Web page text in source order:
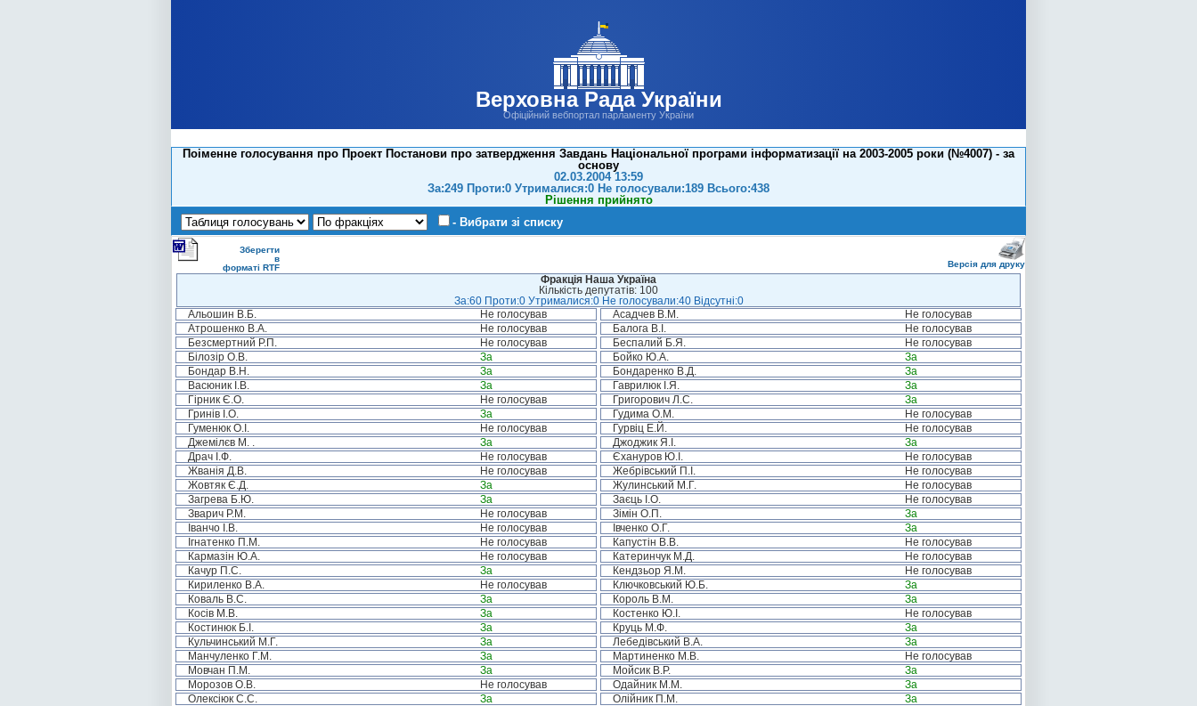
Верховна Рада України
Офіційний вебпортал парламенту України
Поіменне голосування про Проект Постанови про затвердження Завдань Національної програми інформатизації на 2003-2005 роки (№4007) - за
основу
02.03.2004 13:59
За:249 Проти:0 Утрималися:0 Не голосували:189 Всього:438
Рішення прийнято
- Вибрати зі списку
Зберегти
в
форматі RTF
Версія для друку
Фракція Наша Україна
Кількість депутатів: 100
За:60 Проти:0 Утрималися:0 Не голосували:40 Відсутні:0
Альошин В.Б.
Не голосував Асадчев В.М.
Не голосував
Атрошенко В.А.
Не голосував Балога В.І.
Не голосував
Безсмертний Р.П.
Не голосував Беспалий Б.Я.
Не голосував
Білозір О.В.
За Бойко Ю.А.
За
Бондар В.Н.
За Бондаренко В.Д.
За
Васюник І.В.
За Гаврилюк І.Я.
За
Гірник Є.О.
Не голосував Григорович Л.С.
За
Гринів І.О.
За Гудима О.М.
Не голосував
Гуменюк О.І.
Не голосував Гурвіц Е.Й.
Не голосував
Джемілєв М. .
За Джоджик Я.І.
За
Драч І.Ф.
Не голосував Єхануров Ю.І.
Не голосував
Жванія Д.В.
Не голосував Жебрівський П.І.
Не голосував
Жовтяк Є.Д.
За Жулинський М.Г.
Не голосував
Загрева Б.Ю.
За Заєць І.О.
Не голосував
Зварич Р.М.
Не голосував Зімін О.П.
За
Іванчо І.В.
Не голосував Івченко О.Г.
За
Ігнатенко П.М.
Не голосував Капустін В.В.
Не голосував
Кармазін Ю.А.
Не голосував Катеринчук М.Д.
Не голосував
Качур П.С.
За Кендзьор Я.М.
Не голосував
Кириленко В.А.
Не голосував Ключковський Ю.Б.
За
Коваль В.С.
За Король В.М.
За
Косів М.В.
За Костенко Ю.І.
Не голосував
Костинюк Б.І.
За Круць М.Ф.
За
Кульчинський М.Г.
За Лебедівський В.А.
За
Манчуленко Г.М.
За Мартиненко М.В.
Не голосував
Мовчан П.М.
За Мойсик В.Р.
За
Морозов О.В.
Не голосував Одайник М.М.
За
Олексіюк С.С.
За Олійник П.М.
За